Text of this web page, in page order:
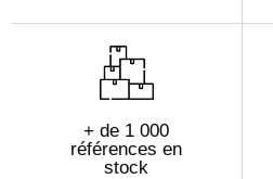
+ de 1 000
références en
stock